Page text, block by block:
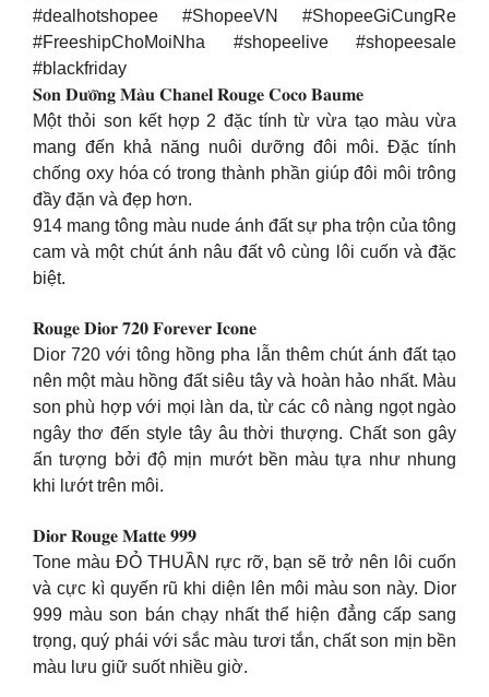
#dealhotshopee #ShopeeVN #ShopeeGiCungRe
#FreeshipChoMoiNha #shopeelive #shopeesale
#blackfriday
𝐒𝐨𝐧 𝐃𝐮̛𝐨̛̃𝐧𝐠 𝐌𝐚̀𝐮 𝐂𝐡𝐚𝐧𝐞𝐥 𝐑𝐨𝐮𝐠𝐞 𝐂𝐨𝐜𝐨 𝐁𝐚𝐮𝐦𝐞
Một thỏi son kết hợp 2 đặc tính từ vừa tạo màu vừa
mang đến khả năng nuôi dưỡng đôi môi. Đặc tính
chống oxy hóa có trong thành phần giúp đôi môi trông
đầy đặn và đẹp hơn.
914 mang tông màu nude ánh đất sự pha trộn của tông
cam và một chút ánh nâu đất vô cùng lôi cuốn và đặc
biệt.
𝐑𝐨𝐮𝐠𝐞 𝐃𝐢𝐨𝐫 𝟕𝟐𝟎 𝐅𝐨𝐫𝐞𝐯𝐞𝐫 𝐈𝐜𝐨𝐧𝐞
Dior 720 với tông hồng pha lẫn thêm chút ánh đất tạo
nên một màu hồng đất siêu tây và hoàn hảo nhất. Màu
son phù hợp với mọi làn da, từ các cô nàng ngọt ngào
ngây thơ đến style tây âu thời thượng. Chất son gây
ấn tượng bởi độ mịn mướt bền màu tựa như nhung
khi lướt trên môi.
𝐃𝐢𝐨𝐫 𝐑𝐨𝐮𝐠𝐞 𝐌𝐚𝐭𝐭𝐞 𝟗𝟗𝟗
Tone màu ĐỎ THUẦN rực rỡ, bạn sẽ trở nên lôi cuốn
và cực kì quyến rũ khi diện lên môi màu son này. Dior
999 màu son bán chạy nhất thể hiện đẳng cấp sang
trọng, quý phái với sắc màu tươi tắn, chất son mịn bền
màu lưu giữ suốt nhiều giờ.